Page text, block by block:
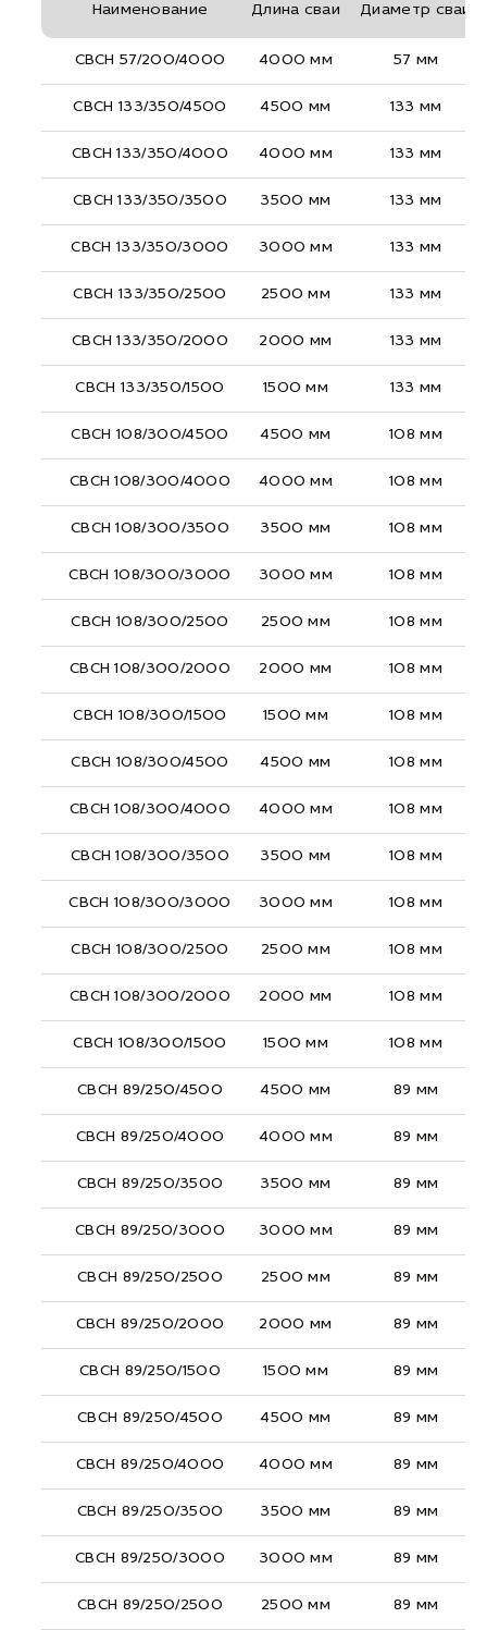
Наименование Длина сваи Диаметр сваи
СВСН 57/200/4000 4000 мм 57 мм
СВСН 133/350/4500 4500 мм 133 мм
СВСН 133/350/4000 4000 мм 133 мм
СВСН 133/350/3500 3500 мм 133 мм
СВСН 133/350/3000 3000 мм 133 мм
СВСН 133/350/2500 2500 мм 133 мм
СВСН 133/350/2000 2000 мм 133 мм
СВСН 133/350/1500 1500 мм 133 мм
СВСН 108/300/4500 4500 мм 108 мм
СВСН 108/300/4000 4000 мм 108 мм
СВСН 108/300/3500 3500 мм 108 мм
СВСН 108/300/3000 3000 мм 108 мм
СВСН 108/300/2500 2500 мм 108 мм
СВСН 108/300/2000 2000 мм 108 мм
СВСН 108/300/1500 1500 мм 108 мм
СВСН 108/300/4500 4500 мм 108 мм
СВСН 108/300/4000 4000 мм 108 мм
СВСН 108/300/3500 3500 мм 108 мм
СВСН 108/300/3000 3000 мм 108 мм
СВСН 108/300/2500 2500 мм 108 мм
СВСН 108/300/2000 2000 мм 108 мм
СВСН 108/300/1500 1500 мм 108 мм
СВСН 89/250/4500 4500 мм 89 мм
СВСН 89/250/4000 4000 мм 89 мм
СВСН 89/250/3500 3500 мм 89 мм
СВСН 89/250/3000 3000 мм 89 мм
СВСН 89/250/2500 2500 мм 89 мм
СВСН 89/250/2000 2000 мм 89 мм
СВСН 89/250/1500 1500 мм 89 мм
СВСН 89/250/4500 4500 мм 89 мм
СВСН 89/250/4000 4000 мм 89 мм
СВСН 89/250/3500 3500 мм 89 мм
СВСН 89/250/3000 3000 мм 89 мм
СВСН 89/250/2500 2500 мм 89 мм